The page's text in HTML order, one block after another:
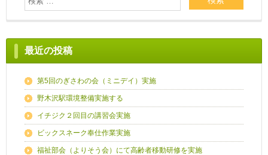
最近の投稿
第5回のぎさわの会（ミニデイ）実施
野木沢駅環境整備実施する
イチジク２回目の講習会実施
ビックスネーク奉仕作業実施
福祉部会（よりそう会）にて高齢者移動研修を実施